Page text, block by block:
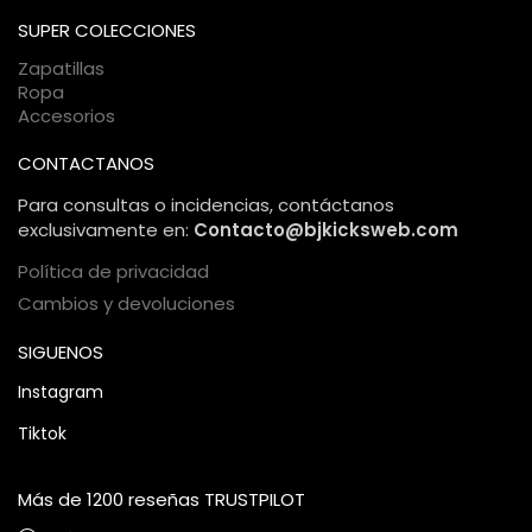
comercio electrónico, garantizando una compra 100%
SUPER COLECCIONES
Zapatillas
Ropa
Accesorios
CONTACTANOS
Para consultas o incidencias, contáctanos
exclusivamente en: Contacto@bjkicksweb.com
Política de privacidad
Cambios y devoluciones
SIGUENOS
Instagram
Tiktok
Más de 1200 reseñas TRUSTPILOT